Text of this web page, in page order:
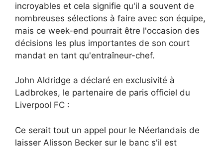
incroyables et cela signifie qu'il a souvent de
nombreuses sélections à faire avec son équipe,
mais ce week-end pourrait être l'occasion des
décisions les plus importantes de son court
mandat en tant qu'entraîneur-chef.
John Aldridge a déclaré en exclusivité à
Ladbrokes, le partenaire de paris officiel du
Liverpool FC :
Ce serait tout un appel pour le Néerlandais de
laisser Alisson Becker sur le banc s'il est